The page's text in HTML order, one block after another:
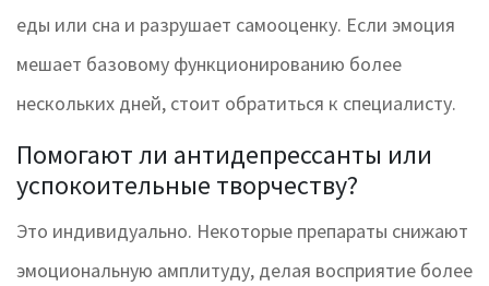
еды или сна и разрушает самооценку. Если эмоция
мешает базовому функционированию более
нескольких дней, стоит обратиться к специалисту.
Помогают ли антидепрессанты или
успокоительные творчеству?
Это индивидуально. Некоторые препараты снижают
эмоциональную амплитуду, делая восприятие более